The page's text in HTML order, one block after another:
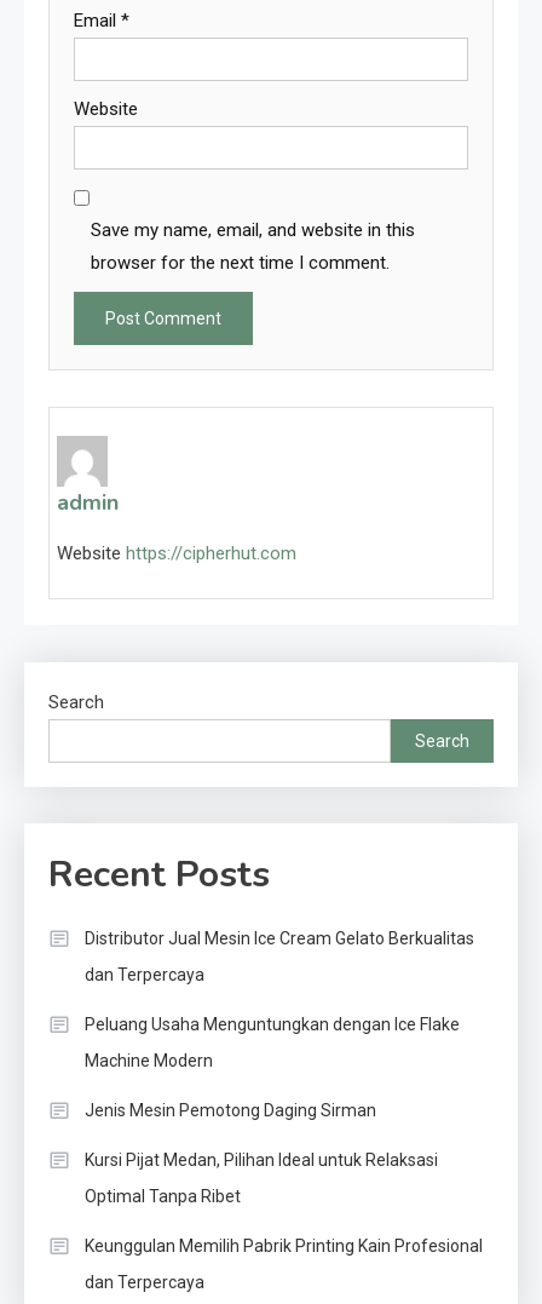
Email *
Website
Save my name, email, and website in this
browser for the next time I comment.
admin
Website https://cipherhut.com
Search
Search
Recent Posts
Distributor Jual Mesin Ice Cream Gelato Berkualitas
dan Terpercaya
Peluang Usaha Menguntungkan dengan Ice Flake
Machine Modern
Jenis Mesin Pemotong Daging Sirman
Kursi Pijat Medan, Pilihan Ideal untuk Relaksasi
Optimal Tanpa Ribet
Keunggulan Memilih Pabrik Printing Kain Profesional
dan Terpercaya